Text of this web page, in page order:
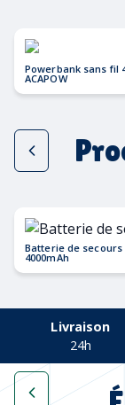
Powerbank sans fil
ACAPOW
Batterie de secours
4000mAh
Livraison
24h